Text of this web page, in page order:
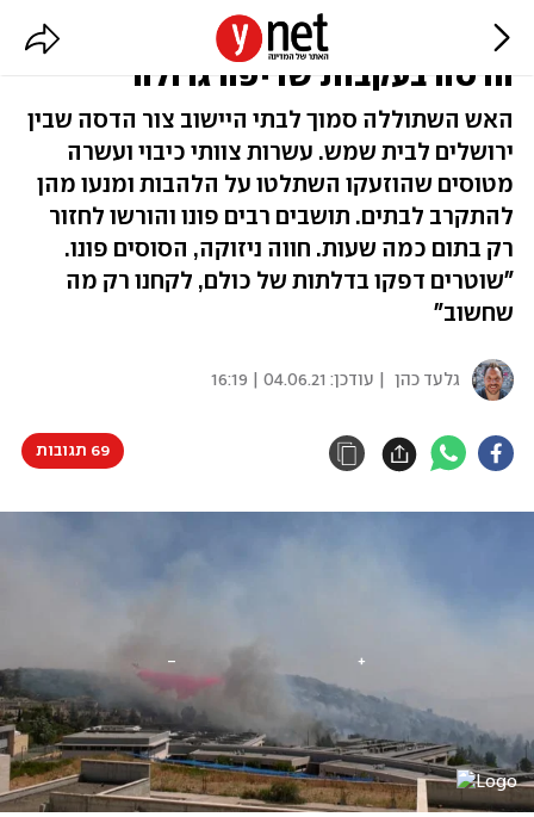
כ-400 משפחות פונו מבתיהן בצור
הדסה בעקבות שריפה גדולה
האש השתוללה סמוך לבתי היישוב צור הדסה שבין
ירושלים לבית שמש. עשרות צוותי כיבוי ועשרה
מטוסים שהוזעקו השתלטו על הלהבות ומנעו מהן
להתקרב לבתים. תושבים רבים פונו והורשו לחזור
רק בתום כמה שעות. חווה ניזוקה, הסוסים פונו.
"שוטרים דפקו בדלתות של כולם, לקחנו רק מה
שחשוב"
גלעד כהן | עודכן: 04.06.21 | 16:19
69 תגובות